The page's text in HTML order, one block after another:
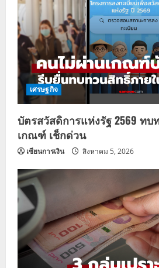
เศรษฐกิจ
บัตรสวัสดิการแห่งรัฐ 2569 ท
เกณฑ์ เช็กด่วน
เซียนการเงิน สิงหาคม 5, 2026